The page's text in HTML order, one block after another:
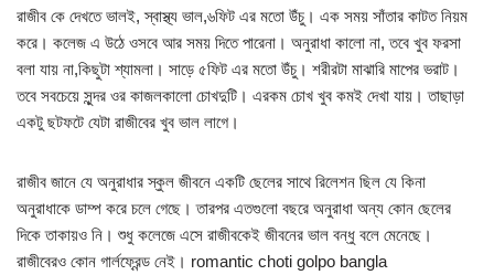
রাজীব কে দেখতে ভালই, স্বাস্থ্য ভাল,৬ফিট এর মতো উঁচু। এক সময় সাঁতার কাটত নিয়ম
করে। কলেজ এ উঠে ওসবে আর সময় দিতে পারেনা। অনুরাধা কালো না, তবে খুব ফরসা
বলা যায় না,কিছুটা শ্যামলা। সাড়ে ৫ফিট এর মতো উঁচু। শরীরটা মাঝারি মাপের ভরাট।
তবে সবচেয়ে সুন্দর ওর কাজলকালো চোখদুটি। এরকম চোখ খুব কমই দেখা যায়। তাছাড়া
একটু ছটফটে যেটা রাজীবের খুব ভাল লাগে।
রাজীব জানে যে অনুরাধার স্কুল জীবনে একটি ছেলের সাথে রিলেশন ছিল যে কিনা
অনুরাধাকে ডাম্প করে চলে গেছে। তারপর এতগুলো বছরে অনুরাধা অন্য কোন ছেলের
দিকে তাকায়ও নি। শুধু কলেজে এসে রাজীবকেই জীবনের ভাল বন্ধু বলে মেনেছে।
রাজীবেরও কোন গার্লফ্রেন্ড নেই। romantic choti golpo bangla